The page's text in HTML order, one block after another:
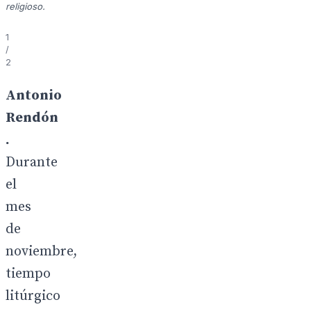
religioso.
1
/
2
Antonio
Rendón
.
Durante
el
mes
de
noviembre,
tiempo
litúrgico